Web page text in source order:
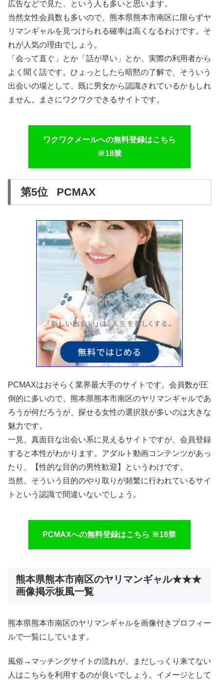
広告などで見た、という人も多いと思います。
当然女性会員数も多いので、熊本県熊本市南区に限らずヤ
リマンギャルを見つけられる確率は高くなるわけです。そ
れが人気の理由でしょう。
「会って直ぐ」とか「話が早い」とか、実際の利用者から
よく聞く話です。ひょっとしたら暗黙の了解で、そういう
出会いの場として、既に男女から認識されているかもしれ
ません。まさにワクワクできるサイトです。
ワクワクメールへの無料登録はこちら
※18禁
第5位 PCMAX
PCMAXはおそらく業界最大手のサイトです。会員数が圧
倒的に多いので、熊本県熊本市南区のヤリマンギャルであ
ろうが何だろうが、探せる女性の選択肢が多いのは大きな
魅力です。
一見、真面目な出会い系に見えるサイトですが、会員登録
すると本性がわかります。アダルト動画コンテンツがあっ
たり、【性的な目的の男性歓迎】というわけです。
当然、そういう目的のやり取りが頻繁に行われているサイ
トという認識で間違いないでしょう。
PCMAXへの無料登録はこちら ※18禁
熊本県熊本市南区のヤリマンギャル★★★
画像掲示板風一覧
熊本県熊本市南区のヤリマンギャルを画像付きプロフィー
ルで一覧にしています。
風俗→マッチングサイトの流れが、まだしっくり来てない
人はこちらを利用するのが良いでしょう。イメージとして